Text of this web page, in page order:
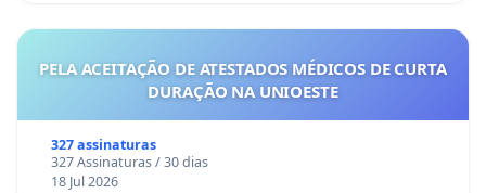
PELA ACEITAÇÃO DE ATESTADOS MÉDICOS DE CURTA
DURAÇÃO NA UNIOESTE
327 assinaturas
327 Assinaturas / 30 dias
18 Jul 2026